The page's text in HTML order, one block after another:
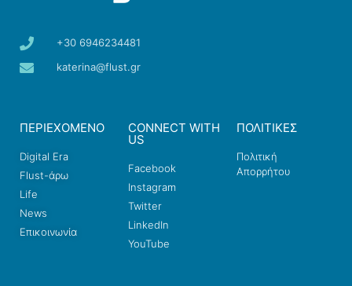
+30 6946234481
katerina@flust.gr
ΠΕΡΙΕΧΟΜΕΝΟ
Digital Era
Flust-άρω
Life
News
Επικοινωνία
CONNECT WITH
US
Facebook
Instagram
Twitter
LinkedIn
YouTube
ΠΟΛΙΤΙΚΕΣ
Πολιτική
Απορρήτου